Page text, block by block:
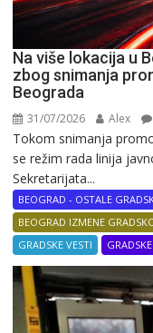
Na više lokacija u
zbog snimanja
Beograda
31/07/2026 Alex
Tokom snimanja
se režim rada linija
Sekretarijata...
BEOGRAD - OSTALE
BEOGRAD IZMENE
GRADSKE VESTI